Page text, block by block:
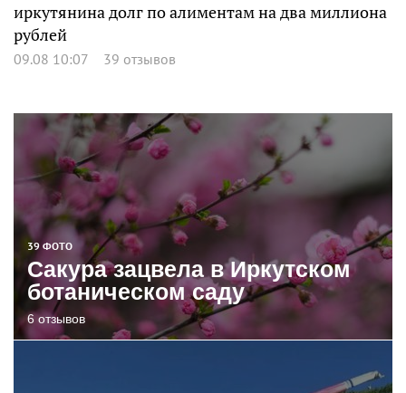
иркутянина долг по алиментам на два миллиона
рублей
09.08 10:07 39 отзывов
39 ФОТО
Сакура зацвела в Иркутском
ботаническом саду
6 отзывов